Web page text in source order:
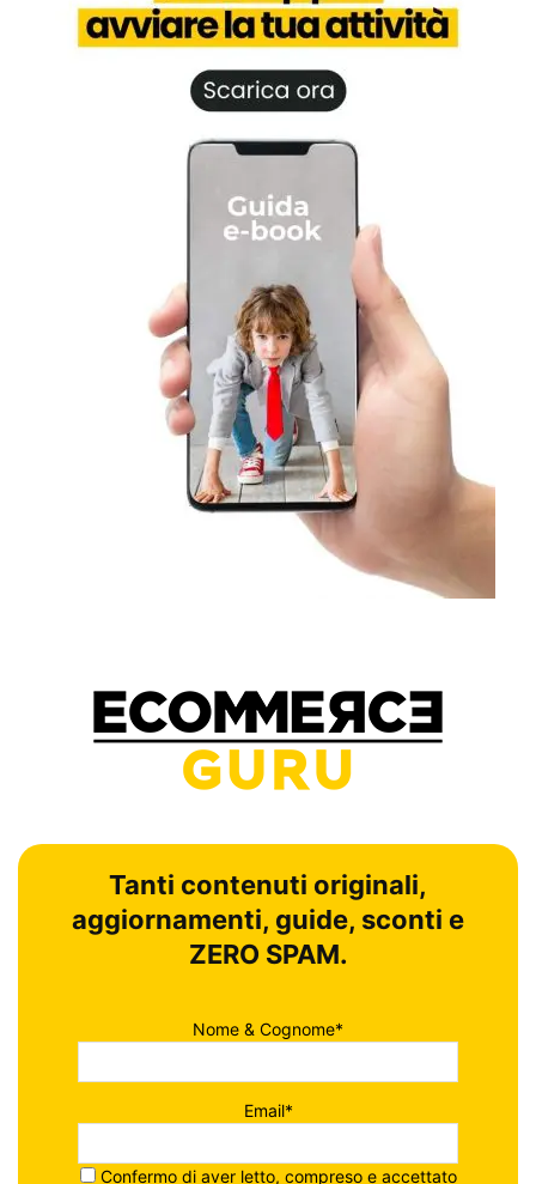
Tanti contenuti originali,
aggiornamenti, guide, sconti e
ZERO SPAM.
Nome & Cognome*
Email*
Confermo di aver letto, compreso e accettato